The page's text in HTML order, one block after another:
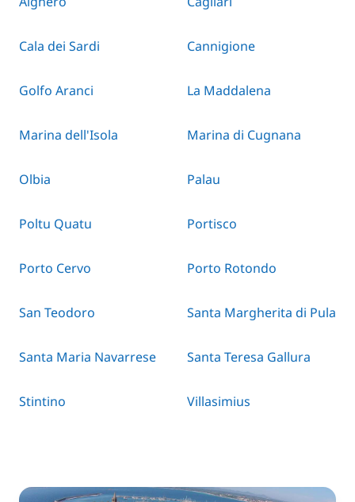
Cala dei Sardi Cannigione
Golfo Aranci La Maddalena
Marina dell'Isola Marina di Cugnana
Olbia Palau
Poltu Quatu Portisco
Porto Cervo Porto Rotondo
San Teodoro Santa Margherita di Pula
Santa Maria Navarrese Santa Teresa Gallura
Stintino Villasimius